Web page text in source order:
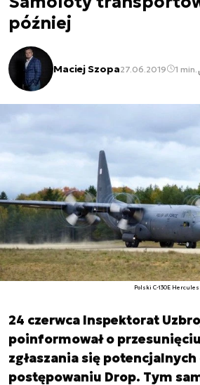
później
Maciej Szopa27.06.2019 1 min.
Polski C-130E Hercules
24 czerwca Inspektorat
poinformował o
zgłaszania się
postępowaniu Drop. Tym